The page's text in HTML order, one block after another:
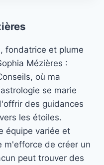
fondatrice et plume
Mézières :
où ma
se marie
des guidances
les étoiles.
équipe variée et
m'efforce de créer un
peut trouver des